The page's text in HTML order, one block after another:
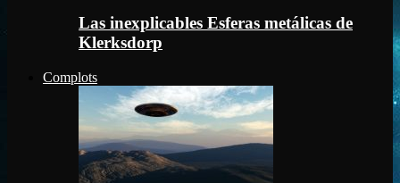
Las inexplicables Esferas metálicas de
Klerksdorp
Complots